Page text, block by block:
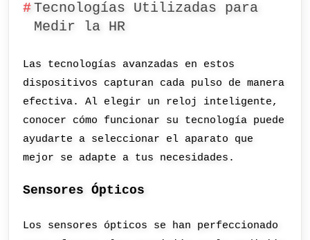
Tecnologías Utilizadas para
Medir la HR
Las tecnologías avanzadas en estos
dispositivos capturan cada pulso de manera
efectiva. Al elegir un reloj inteligente,
conocer cómo funcionar su tecnología puede
ayudarte a seleccionar el aparato que
mejor se adapte a tus necesidades.
Sensores Ópticos
Los sensores ópticos se han perfeccionado